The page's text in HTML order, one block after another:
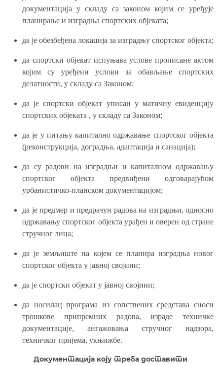
документација у складу са законом којим се уређује
планирање и изградња спортских објеката;
да је обезбеђена локација за изградњу спортског објекта;
да спортски објекат испуњава услове прописане актом
којим су уређени услови за обављање спортских
делатности, у складу са Законом;
да је спортски објекат уписан у матичну евиденцију
спортских објеката , у складу са Законом;
да је у питању капитално одржавање спортског објекта
(реконструкција, доградња, адаптација и санација);
да су радови на изградњи и капиталном одржавању
спортског објекта предвиђени одговарајућом
урбанистичко-планском документацијом;
да је предмер и предрачун радова на изградњи, односно
одржавању спортског објекта урађен и оверен од стране
стручног лица;
да је земљиште на којем се планира изградња новог
спортског објекта у јавној својини;
да је спортски објекат у јавној својини;
да носилац програма из сопствених средстава сноси
трошкове припремних радова, израде техничке
документације, ангажовања стручног надзора,
техничког пријема, укњижбе.
Документација коју треба доставити